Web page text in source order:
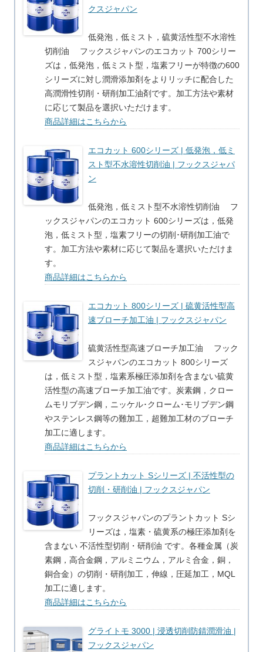
クスジャパン
低発泡，低ミスト，硫黄活性型不水溶性
切削油 フックスジャパンのエコカット 700シリー
ズは，低発泡，低ミスト型，塩素フリーが特徴の600
シリーズに対し潤滑添加剤をよりリッチに配合した
高潤滑性切削・研削加工油剤です。加工方法や素材
に応じて製品を選択いただけます。
商品詳細はこちらから
エコカット 600シリーズ | 低発泡，低ミ
スト型不水溶性切削油 | フックスジャパ
ン
低発泡，低ミスト型不水溶性切削油 フ
ックスジャパンのエコカット 600シリーズは，低発
泡，低ミスト型，塩素フリーの切削･研削加工油で
す。加工方法や素材に応じて製品を選択いただけま
す。
商品詳細はこちらから
エコカット 800シリーズ | 硫黄活性型高
速ブローチ加工油 | フックスジャパン
硫黄活性型高速ブローチ加工油 フック
スジャパンのエコカット 800シリーズ
は，低ミスト型，塩素系極圧添加剤を含まない硫黄
活性型の高速ブローチ加工油です。炭素鋼，クロー
ムモリブデン鋼，ニッケル･クローム･モリブデン鋼
やステンレス鋼等の難加工，超難加工材のブローチ
加工に適します。
商品詳細はこちらから
プラントカット Sシリーズ | 不活性型の
切削・研削油 | フックスジャパン
フックスジャパンのプラントカット Sシ
リーズは，塩素・硫黄系の極圧添加剤を
含まない 不活性型切削・研削油 です。各種金属（炭
素鋼，高合金鋼，アルミニウム，アルミ合金，銅，
銅合金）の切削・研削加工，伸線，圧延加工，MQL
加工に適します。
商品詳細はこちらから
グライトモ 3000 | 浸透切削防錆潤滑油 |
フックスジャパン